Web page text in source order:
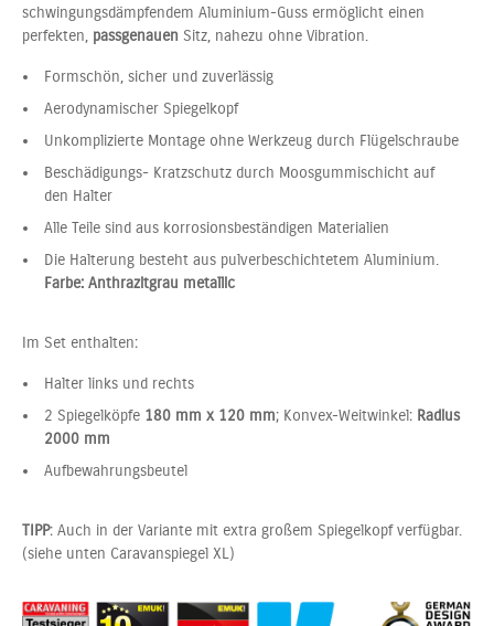
schwingungsdämpfendem Aluminium-Guss ermöglicht einen
perfekten, passgenauen Sitz, nahezu ohne Vibration.
Formschön, sicher und zuverlässig
Aerodynamischer Spiegelkopf
Unkomplizierte Montage ohne Werkzeug durch Flügelschraube
Beschädigungs- Kratzschutz durch Moosgummischicht auf
den Halter
Alle Teile sind aus korrosionsbeständigen Materialien
Die Halterung besteht aus pulverbeschichtetem Aluminium.
Farbe: Anthrazitgrau metallic
Im Set enthalten:
Halter links und rechts
2 Spiegelköpfe 180 mm x 120 mm; Konvex-Weitwinkel: Radius
2000 mm
Aufbewahrungsbeutel
TIPP: Auch in der Variante mit extra großem Spiegelkopf verfügbar.
(siehe unten Caravanspiegel XL)